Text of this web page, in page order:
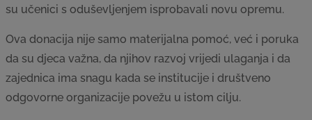
su učenici s oduševljenjem isprobavali novu opremu.
Ova donacija nije samo materijalna pomoć, već i poruka
da su djeca važna, da njihov razvoj vrijedi ulaganja i da
zajednica ima snagu kada se institucije i društveno
odgovorne organizacije povežu u istom cilju.